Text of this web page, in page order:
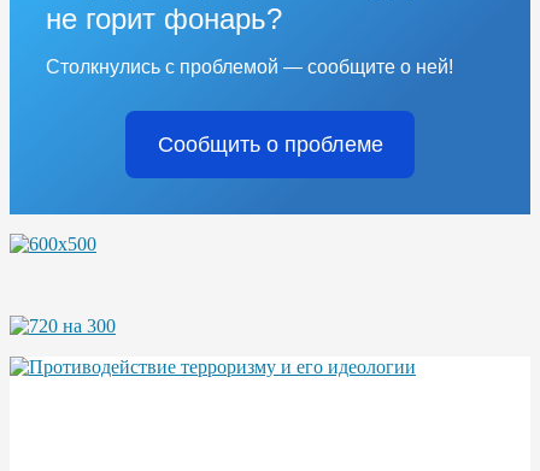
не горит фонарь?
Столкнулись с проблемой — сообщите о ней!
Сообщить о проблеме